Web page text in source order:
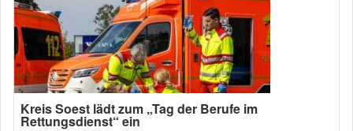
Kreis Soest lädt zum „Tag der Berufe im
Rettungsdienst“ ein